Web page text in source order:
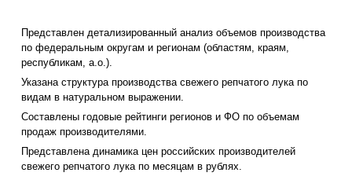
Представлен детализированный анализ объемов производства
по федеральным округам и регионам (областям, краям,
республикам, а.о.).
Указана структура производства свежего репчатого лука по
видам в натуральном выражении.
Составлены годовые рейтинги регионов и ФО по объемам
продаж производителями.
Представлена динамика цен российских производителей
свежего репчатого лука по месяцам в рублях.